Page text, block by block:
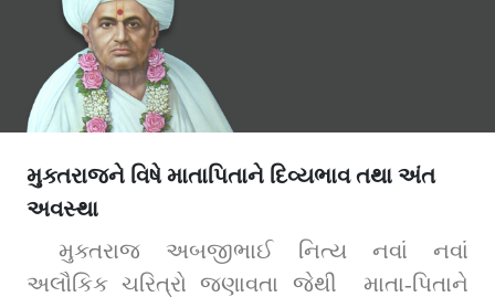
મુક્તરાજને વિષે માતાપિતાને દિવ્યભાવ તથા અંત
અવસ્થા
મુક્તરાજ અબજીભાઈ નિત્ય નવાં નવાં
અલૌકિક ચરિત્રો જણાવતા જેથી  માતા-પિતાને